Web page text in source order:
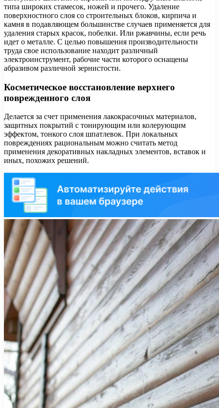
типа широких стамесок, ножей и прочего. Удаление
поверхностного слоя со строительных блоков, кирпича и
камня в подавляющем большинстве случаев применяется для
удаления старых красок, побелки. Или ржавчины, если речь
идет о металле. С целью повышения производительности
труда свое использование находит различный
электроинструмент, рабочие части которого оснащены
абразивом различной зернистости.
Косметическое восстановление верхнего
поврежденного слоя
Делается за счет применения лакокрасочных материалов,
защитных покрытий с тонирующим или колерующим
эффектом, тонкого слоя шпатлевок. При локальных
повреждениях рациональным можно считать метод
применения декоративных накладных элементов, вставок и
иных, похожих решений.